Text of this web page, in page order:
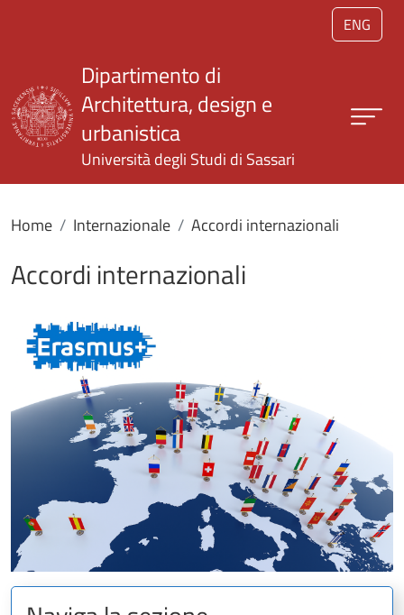
Salta al contenuto principale
ENG
Dipartimento di
Architettura, design e
urbanistica
Università degli Studi di Sassari
Home Internazionale Accordi internazionali
Accordi internazionali